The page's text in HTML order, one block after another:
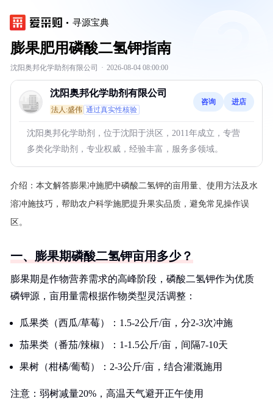
寻源宝典
膨果肥用磷酸二氢钾指南
沈阳奥邦化学助剂有限公司 · 2026-08-04 08:00:00
沈阳奥邦化学助剂有限公司
法人:盛伟 通过真实性核验
咨询 进店
沈阳奥邦化学助剂，位于沈阳于洪区，2011年成立，专营
多类化学助剂，专业权威，经验丰富，服务多领域。
介绍： 本文解答膨果冲施肥中磷酸二氢钾的亩用量、使用方法及水
溶冲施技巧，帮助农户科学施肥提升果实品质，避免常见操作误
区。
一、膨果期磷酸二氢钾亩用多少？
膨果期是作物营养需求的高峰阶段，磷酸二氢钾作为优质
磷钾源，亩用量需根据作物类型灵活调整：
瓜果类（西瓜/草莓）：1.5-2公斤/亩，分2-3次冲施
茄果类（番茄/辣椒）：1-1.5公斤/亩，间隔7-10天
果树（柑橘/葡萄）：2-3公斤/亩，结合灌溉施用
注意：弱树减量20%，高温天气避开正午使用